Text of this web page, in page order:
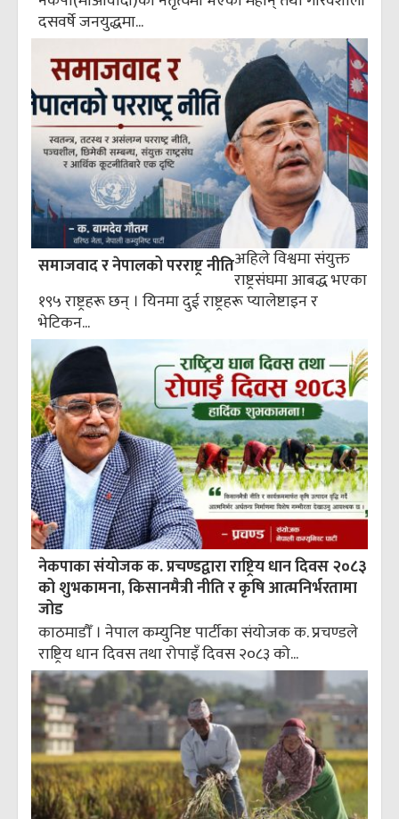
दसवर्षे जनयुद्धमा...
समाजवाद र नेपालको परराष्ट्र नीतिअहिले विश्वमा संयुक्त
राष्ट्रसंघमा आबद्ध भएका
१९५ राष्ट्रहरू छन् । यिनमा दुई राष्ट्रहरू प्यालेष्टाइन र
भेटिकन...
नेकपाका संयोजक क. प्रचण्डद्वारा राष्ट्रिय धान दिवस २०८३
को शुभकामना, किसानमैत्री नीति र कृषि आत्मनिर्भरतामा
जोड
काठमाडौँ । नेपाल कम्युनिष्ट पार्टीका संयोजक क. प्रचण्डले
राष्ट्रिय धान दिवस तथा रोपाइँ दिवस २०८३ को...